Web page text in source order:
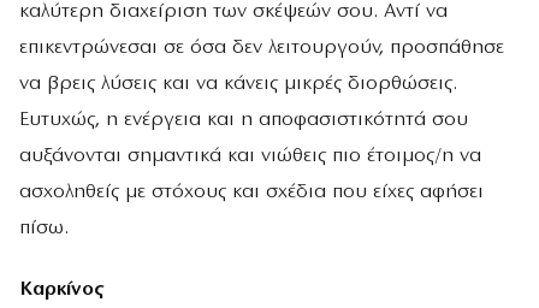
καλύτερη διαχείριση των σκέψεών σου. Αντί να
επικεντρώνεσαι σε όσα δεν λειτουργούν, προσπάθησε
να βρεις λύσεις και να κάνεις μικρές διορθώσεις.
Ευτυχώς, η ενέργεια και η αποφασιστικότητά σου
αυξάνονται σημαντικά και νιώθεις πιο έτοιμος/η να
ασχοληθείς με στόχους και σχέδια που είχες αφήσει
πίσω.
Καρκίνος